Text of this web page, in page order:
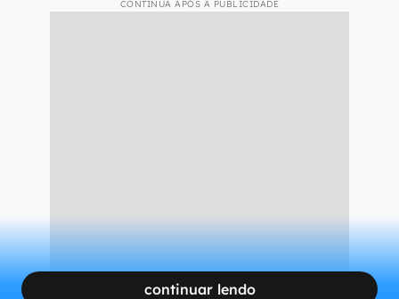
CONTINUA APÓS A PUBLICIDADE
continuar lendo